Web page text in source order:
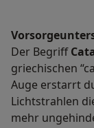
Der Begriff
griechischen
Auge erstarrt
Lichtstrahlen
mehr